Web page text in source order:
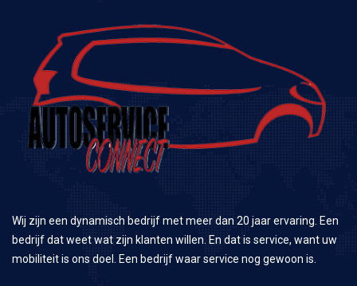
Wij zijn een dynamisch bedrijf met meer dan 20 jaar ervaring. Een
bedrijf dat weet wat zijn klanten willen. En dat is service, want uw
mobiliteit is ons doel. Een bedrijf waar service nog gewoon is.